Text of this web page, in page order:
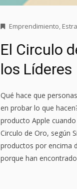
Emprendimiento,
El Circulo
los Líderes
Qué hace que
en probar lo que
producto Apple
Circulo de Oro, según
productos por encima
porque han